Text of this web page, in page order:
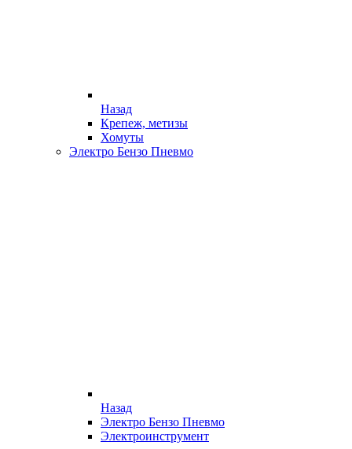
Назад
Крепеж, метизы
Хомуты
Электро Бензо Пневмо
Назад
Электро Бензо Пневмо
Электроинструмент